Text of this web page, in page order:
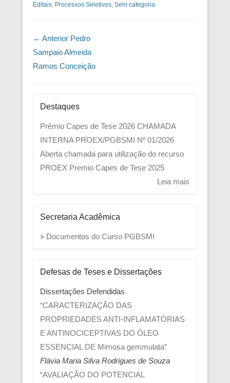
Editais, Processos Seletivos, Sem categoria
Navegação das Postagens
← Anterior Pedro
Sampaio Almeida
Ramos Conceição
Destaques
Prêmio Capes de Tese 2026 CHAMADA
INTERNA PROEX/PGBSMI Nº 01/2026
Aberta chamada para utilização do recurso
PROEX Premio Capes de Tese 2025
Leia mais
Secretaria Acadêmica
» Documentos do Curso PGBSMI
Defesas de Teses e Dissertações
Dissertações Defendidas
“CARACTERIZAÇÃO DAS
PROPRIEDADES ANTI-INFLAMATÓRIAS
E ANTINOCICEPTIVAS DO ÓLEO
ESSENCIAL DE Mimosa gemmulata”
Flávia Maria Silva Rodrigues de Souza
“AVALIAÇÃO DO POTENCIAL